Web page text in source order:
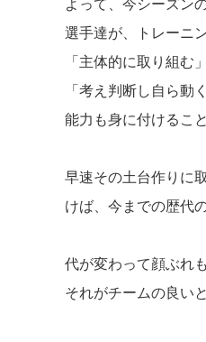
よって、今シーズン
選手達が、トレーニ
「主体的に取り組む」
「考え判断し自ら動く
能力も身に付けるこ
早速その土台作りに
けば、今までの歴代
代が変わって顔ぶれ
それがチームの良い